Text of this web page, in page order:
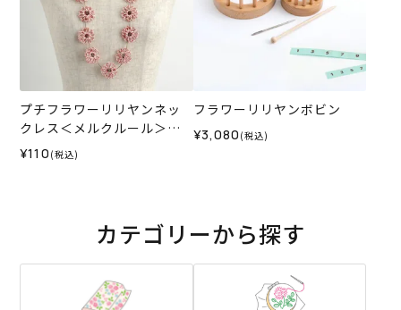
プチフラワーリリヤンネッ
クレス＜メルクルール＞
（レシピ）
¥110 (税込)
フラワーリリヤンボビン
¥3,080 (税込)
カテゴリーから探す